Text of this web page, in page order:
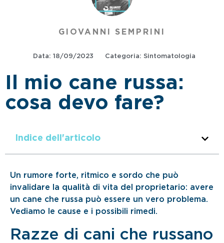
GIOVANNI SEMPRINI
Data: 18/09/2023 Categoria: Sintomatologia
Il mio cane russa:
cosa devo fare?
Indice dell'articolo
Un rumore forte, ritmico e sordo che può
invalidare la qualità di vita del proprietario: avere
un cane che russa può essere un vero problema.
Vediamo le cause e i possibili rimedi.
Razze di cani che russano